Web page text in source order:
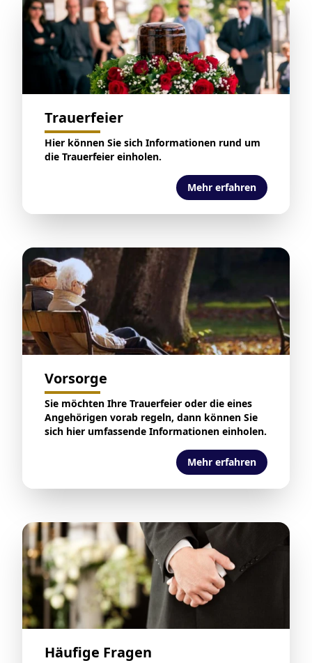
Trauerfeier
Hier können Sie sich Informationen rund um
die Trauerfeier einholen.
Mehr erfahren
Vorsorge
Sie möchten Ihre Trauerfeier oder die eines
Angehörigen vorab regeln, dann können Sie
sich hier umfassende Informationen einholen.
Mehr erfahren
Häufige Fragen